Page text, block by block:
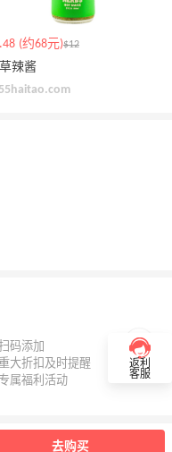
(约68元)$12
辣酱
返利
客服
去购买